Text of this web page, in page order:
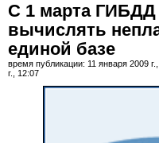
С 1 марта
вычислять
единой базе
время публикации: 11 января 2009
г., 12:07